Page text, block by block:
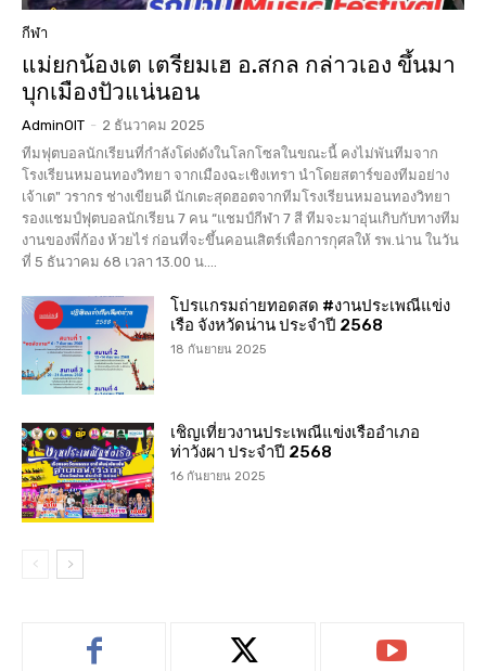
กีฬา
แม่ยกน้องเต เตรียมเฮ อ.สกล กล่าวเอง ขึ้นมา
บุกเมืองปัวแน่นอน
AdminOIT - 2 ธันวาคม 2025
ทีมฟุตบอลนักเรียนที่กำลังโด่งดังในโลกโซลในขณะนี้ คงไม่พันทีมจาก
โรงเรียนหมอนทองวิทยา จากเมืองฉะเชิงเทรา นำโดยสตาร์ของทีมอย่าง
เจ้าเต" วรากร ช่างเขียนดี นักเตะสุดฮอตจากทีมโรงเรียนหมอนทองวิทยา
รองแชมป์ฟุตบอลนักเรียน 7 คน “แชมป์กีฬา 7 สี ทีมจะมาอุ่นเกิบกับทางทีม
งานของพี่ก้อง ห้วยไร่ ก่อนที่จะขึ้นคอนเสิตร์เพื่อการกุศลให้ รพ.น่าน ในวัน
ที่ 5 ธันวาคม 68 เวลา 13.00 น....
โปรแกรมถ่ายทอดสด #งานประเพณีแข่ง
เรือ จังหวัดน่าน ประจำปี 2568
18 กันยายน 2025
เชิญเที่ยวงานประเพณีแข่งเรืออำเภอ
ท่าวังผา ประจำปี 2568
16 กันยายน 2025